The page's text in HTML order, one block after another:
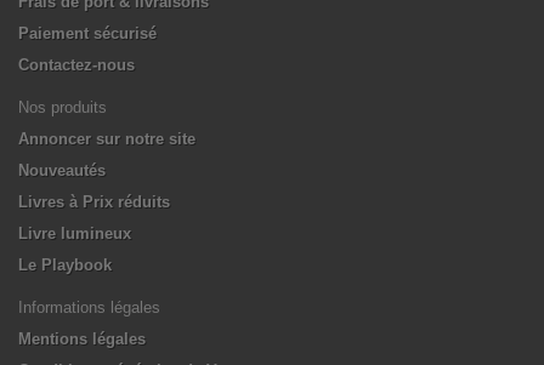
Paiement sécurisé
Contactez-nous
Nos produits
Annoncer sur notre site
Nouveautés
Livres à Prix réduits
Livre lumineux
Le Playbook
Informations légales
Mentions légales